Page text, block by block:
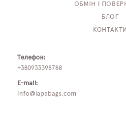
ОБМІН І
БЛОГ
КОНТАКТИ
Телефон:
+380933398788
E-mail:
info@lapabags.com